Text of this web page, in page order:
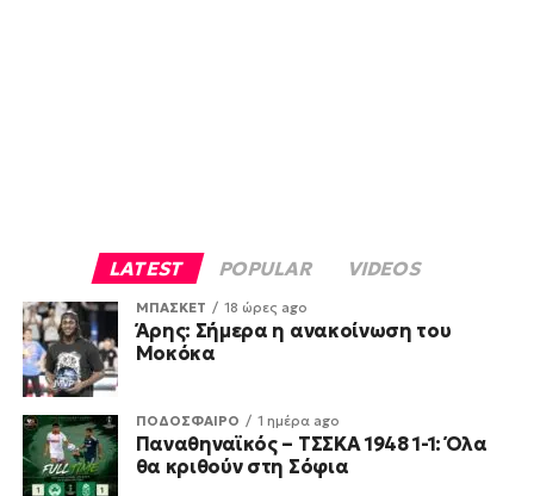
LATEST POPULAR VIDEOS
ΜΠΑΣΚΕΤ 18 ώρες ago
Άρης: Σήμερα η ανακοίνωση του
Μοκόκα
ΠΟΔΟΣΦΑΙΡΟ 1 ημέρα ago
Παναθηναϊκός – ΤΣΣΚΑ 1948 1-1: Όλα
θα κριθούν στη Σόφια